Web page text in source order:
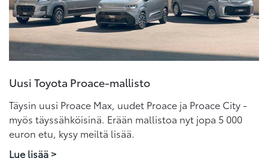
Uusi Toyota Proace-mallisto
Täysin uusi Proace Max, uudet Proace ja Proace City -
myös täyssähköisinä. Erään mallistoa nyt jopa 5 000
euron etu, kysy meiltä lisää.
Lue lisää >